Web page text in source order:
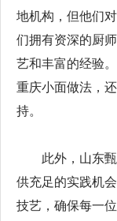
地机构，但他们
们拥有资深的厨
艺和丰富的经验
重庆小面做法，
持。
此外，山东甄
供充足的实践机
技艺，确保每一